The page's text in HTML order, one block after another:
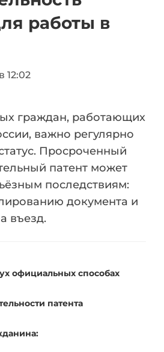
работы в
12:02
граждан, работающих
важно регулярно
Просроченный
патент может
последствиям:
документа и
въезд.
официальных способах
патента